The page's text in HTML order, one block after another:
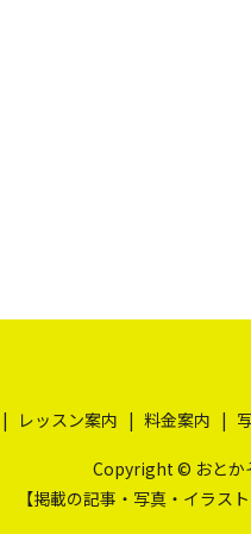
レッスン案内 料金案内
Copyright © おとか
【掲載の記事・写真・イラス